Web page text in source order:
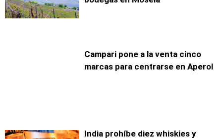
Campari pone a la venta cinco
marcas para centrarse en Aperol
India prohíbe diez whiskies y